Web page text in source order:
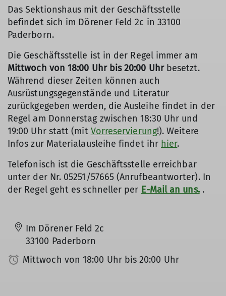
Das Sektionshaus mit der Geschäftsstelle
befindet sich im Dörener Feld 2c in 33100
Paderborn.
Die Geschäftsstelle ist in der Regel immer am
Mittwoch von 18:00 Uhr bis 20:00 Uhr besetzt.
Während dieser Zeiten können auch
Ausrüstungsgegenstände und Literatur
zurückgegeben werden, die Ausleihe findet in der
Regel am Donnerstag zwischen 18:30 Uhr und
19:00 Uhr statt (mit Vorreservierung!). Weitere
Infos zur Materialausleihe findet ihr hier.
Telefonisch ist die Geschäftsstelle erreichbar
unter der Nr. 05251/57665 (Anrufbeantworter). In
der Regel geht es schneller per E-Mail an uns..
Im Dörener Feld 2c
33100 Paderborn
Mittwoch von 18:00 Uhr bis 20:00 Uhr